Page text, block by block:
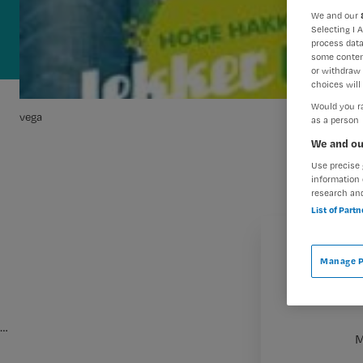
vega
…
We and our
Selecting I
process
some
or withdraw
choices will
Would you
as a person
We and
Use
information
research
List of
Manage